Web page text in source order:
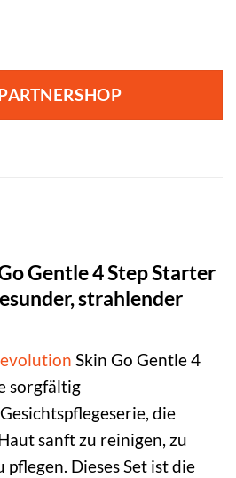
Gentle 4 Step Starter
strahlender
Skin Go Gentle 4
sorgfältig
die
sanft zu reinigen, zu
Dieses Set ist die